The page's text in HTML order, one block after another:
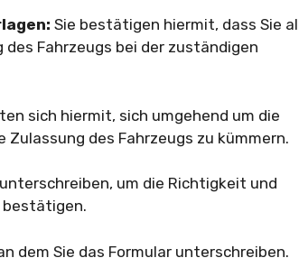
Sie bestätigen hiermit, dass Sie
Fahrzeugs bei der zuständigen
sich hiermit, sich umgehend um die
des Fahrzeugs zu kümmern.
um die Richtigkeit und
bestätigen.
dem Sie das Formular unterschreiben.